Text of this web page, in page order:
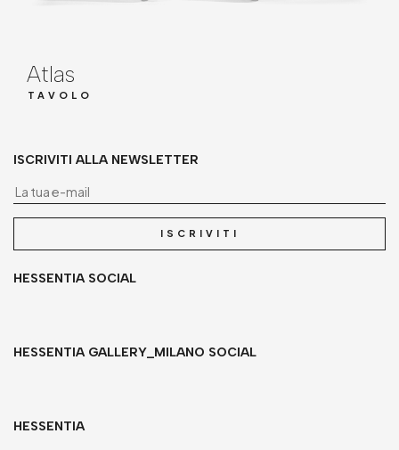
Atlas
TAVOLO
ISCRIVITI ALLA NEWSLETTER
ISCRIVITI
HESSENTIA SOCIAL
HESSENTIA GALLERY_MILANO SOCIAL
HESSENTIA